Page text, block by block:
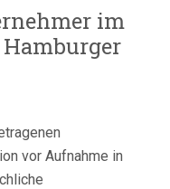
im
vor Aufnahme in